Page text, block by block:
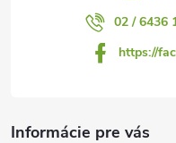
02 / 6436
https://
Informácie pre vás